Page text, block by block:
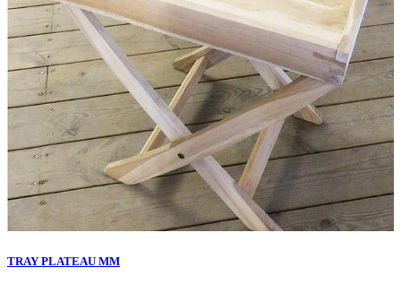
TRAY PLATEAU MM